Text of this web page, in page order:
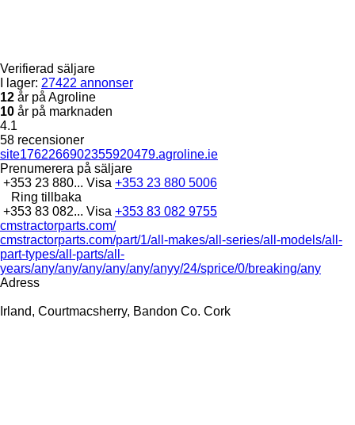
Verifierad säljare
I lager: 27422 annonser
12 år på Agroline
10 år på marknaden
4.1
58 recensioner
site1762266902355920479.agroline.ie
Prenumerera på säljare
+353 23 880... Visa +353 23 880 5006
Ring tillbaka
+353 83 082... Visa +353 83 082 9755
cmstractorparts.com/
cmstractorparts.com/part/1/all-makes/all-series/all-models/all-
part-types/all-parts/all-
years/any/any/any/any/any/anyy/24/sprice/0/breaking/any
Adress
Irland, Courtmacsherry, Bandon Co. Cork